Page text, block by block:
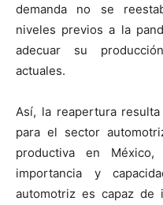
demanda no se
niveles previos a la
adecuar su
actuales.
Así, la reapertura
para el sector
productiva en
importancia y
automotriz es capaz de